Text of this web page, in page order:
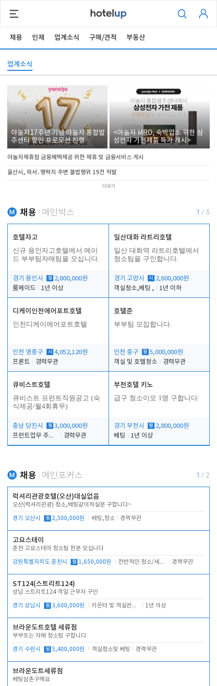
채용 인재 업계소식 구매/견적 부동산
업계소식
야놀자17주년 기념 야놀자 통합발
주센터 할인 프로모션 진행
<야놀자 MRO, 숙박업소 위한 삼
성전자 가전제품 특가 개시>
야놀자제휴점 금융혜택제공 위한 제휴 및 금융서비스 게시
울산시, 피서․행락지 주변 불법행위 19건 적발
더보기
채용 메인박스 1 / 5
호텔자고
신규 용인자고호텔에서 메이
드 부부팀자매팀을 모십니다.
경기 용인시 월 2,800,000원
룸메이드
1년 이상
일산대화 라트리호텔
일산 대화역 라트리호텔에서
청소팀을 구인합니다.
경기 고양시 시
2,600,000원
객실청소,베팅 ,
1년 이하
디케이인천에어포트호텔
인천디케이에어포트호텔
인천 영종구 시 4,052,120원
프론트
경력무관
호텔준
부부팀 모집합니다.
인천 중구 월 5,000,000원
객실 및 호텔청소
경력무관
큐비스트호텔
큐비스트 프런트직원공고 (숙
식제공/월4회휴무)
충남 당진시 월 3,000,000원
프런트업무 주간, 야간
경력무관
부천호텔 키노
급구 청소이모 1명 구합니다.
경기 부천시 월 2,800,000원
베팅
1년 이상
채용 메인포커스 1 / 2
럭셔리관광호텔(오산)대실없음
오산(럭셔리관광) 청소,베팅같이하실분 구합니다~
경기 오산시 월 2,500,000원 베팅,청소 경력무관
고요스테이
춘천 고요스테이 청소팀 한분 모십니다
강원특별자치도 춘천시 월 1,650,000원 전반적인 청소/세탁업무 경력무관
ST124(스트리트124)
성남 스트리트124 격일 근무자 구인
경기 성남시 월 3,600,000원 카운터 및 객실관리 전반 1년 이상
브라운도트호텔 세류점
부부또는 자매 청소팀 구합니다.
경기 수원시 월 5,400,000원 객실청소및 베팅 경력무관
브라운도트세류점
베팅삼촌구해요